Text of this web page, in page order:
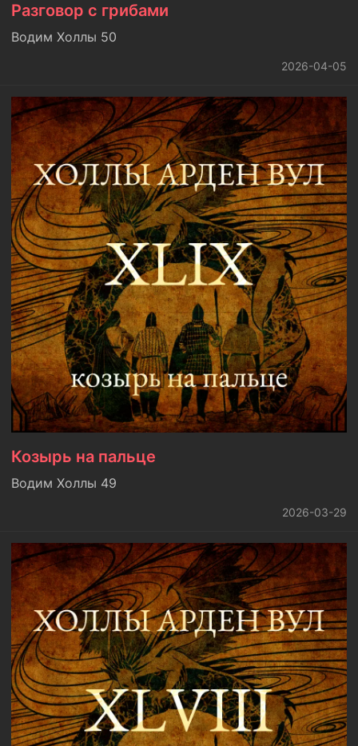
Разговор с грибами
Водим Холлы 50
2026-04-05
Козырь на пальце
Водим Холлы 49
2026-03-29